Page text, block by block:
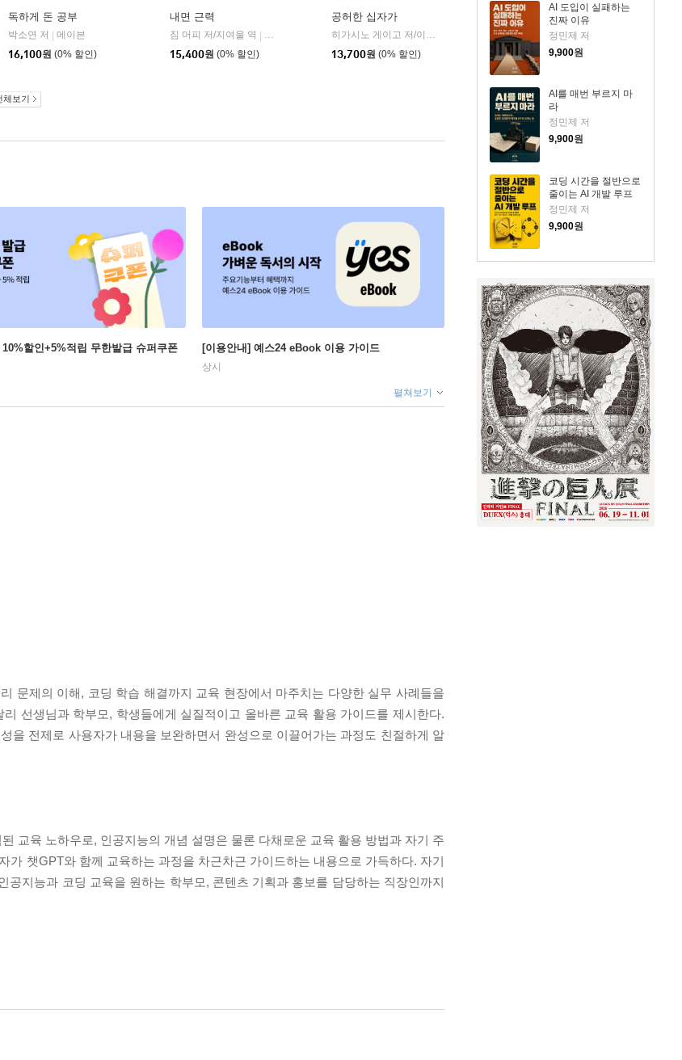
AI 도입이 실패하는
진짜 이유
정민제 저
9,900원
AI를 매번 부르지 마
라
정민제 저
9,900원
코딩 시간을 절반으로
줄이는 AI 개발 루프
정민제 저
9,900원
독하게 돈 공부
박소연 저 | 메이븐
16,100원 (0% 할인)
내면 근력
짐 머피 저/지여울 역 |
15,400원 (0% 할인)
공허한 십자가
자음과모음
13,700원 (0% 할인)
체보기
할인+5%적립 무한발급 슈퍼쿠폰 [이용안내] 예스24 eBook 이용 가이드
상시
펼쳐보기
문제의 이해, 코딩 학습 해결까지 교육 현장에서 마주치는 다양한 실무 사례들을
선생님과 학부모, 학생들에게 실질적이고 올바른 교육 활용 가이드를 제시한다.
을 전제로 사용자가 내용을 보완하면서 완성으로 이끌어가는 과정도 친절하게 알
교육 노하우로, 인공지능의 개념 설명은 물론 다채로운 교육 활용 방법과 자기 주
가 챗GPT와 함께 교육하는 과정을 차근차근 가이드하는 내용으로 가득하다. 자기
지능과 코딩 교육을 원하는 학부모, 콘텐츠 기획과 홍보를 담당하는 직장인까지